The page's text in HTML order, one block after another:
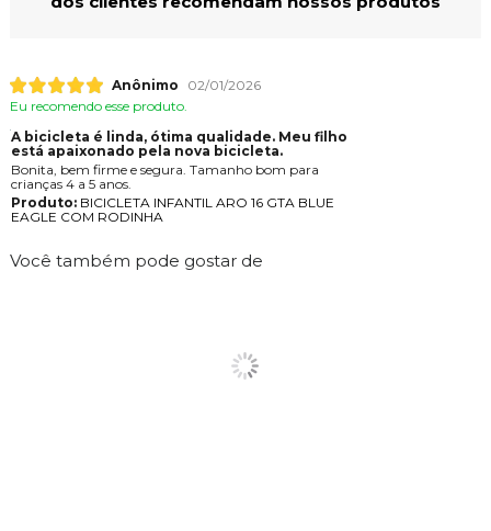
Anônimo
02/01/2026
Eu recomendo esse produto.
A bicicleta é linda, ótima qualidade. Meu filho
está apaixonado pela nova bicicleta.
Bonita, bem firme e segura. Tamanho bom para
crianças 4 a 5 anos.
Produto:BICICLETA INFANTIL ARO 16 GTA BLUE
EAGLE COM RODINHA
Você também pode gostar de